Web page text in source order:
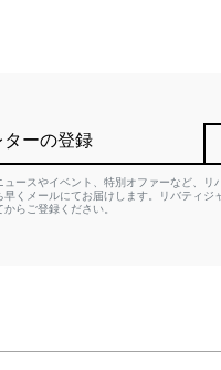
ーの登録
ュースやイベント、特別オファーなど、リ
早くメールにてお届けします。リバティジ
らご登録ください。